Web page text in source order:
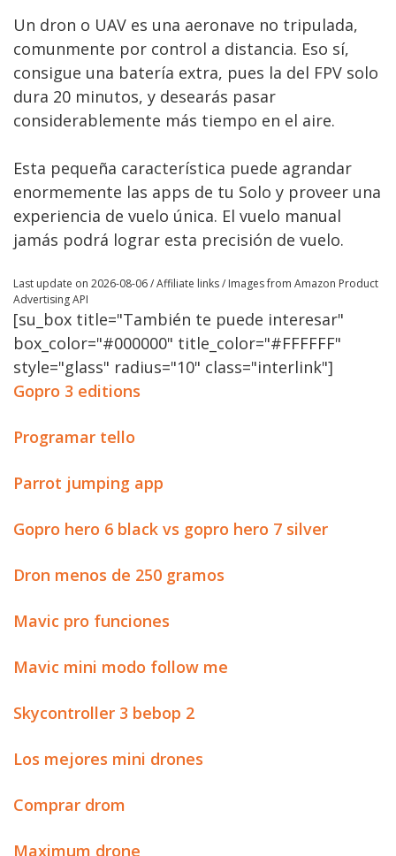
Un dron o UAV es una aeronave no tripulada,
comunmente por control a distancia. Eso sí,
consigue una batería extra, pues la del FPV solo
dura 20 minutos, y desearás pasar
considerablemente más tiempo en el aire.
Esta pequeña característica puede agrandar
enormemente las apps de tu Solo y proveer una
experiencia de vuelo única. El vuelo manual
jamás podrá lograr esta precisión de vuelo.
Last update on 2026-08-06 / Affiliate links / Images from Amazon Product
Advertising API
[su_box title="También te puede interesar"
box_color="#000000" title_color="#FFFFFF"
style="glass" radius="10" class="interlink"]
Gopro 3 editions
Programar tello
Parrot jumping app
Gopro hero 6 black vs gopro hero 7 silver
Dron menos de 250 gramos
Mavic pro funciones
Mavic mini modo follow me
Skycontroller 3 bebop 2
Los mejores mini drones
Comprar drom
Maximum drone